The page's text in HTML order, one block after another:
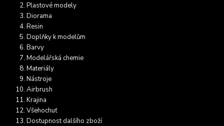
Plastové modely
Diorama
Resin
Doplňky k modelům
Barvy
Modelářská chemie
Materiály
Nástroje
Airbrush
Krajina
Všehochuť
Dostupnost dalšího zboží